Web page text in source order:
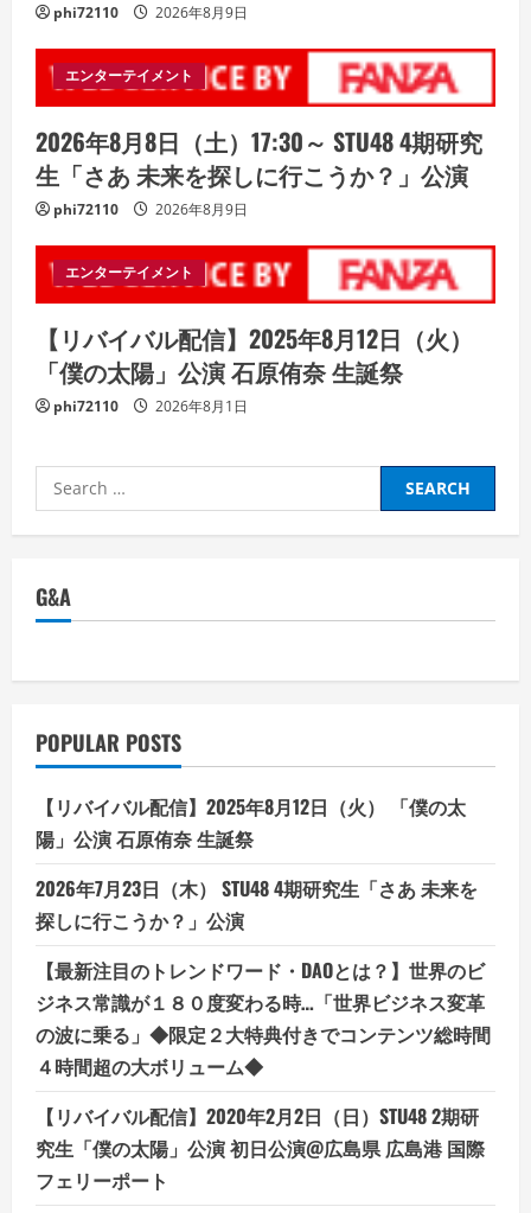
phi72110 2026年8月9日
エンターテイメント
2026年8月8日（土）17:30～ STU48 4期研究
生「さあ 未来を探しに行こうか？」公演
phi72110 2026年8月9日
エンターテイメント
【リバイバル配信】2025年8月12日（火）
「僕の太陽」公演 石原侑奈 生誕祭
phi72110 2026年8月1日
Search
for:
G&A
POPULAR POSTS
【リバイバル配信】2025年8月12日（火） 「僕の太
陽」公演 石原侑奈 生誕祭
2026年7月23日（木） STU48 4期研究生「さあ 未来を
探しに行こうか？」公演
【最新注目のトレンドワード・DAOとは？】世界のビ
ジネス常識が１８０度変わる時…「世界ビジネス変革
の波に乗る」◆限定２大特典付きでコンテンツ総時間
４時間超の大ボリューム◆
【リバイバル配信】2020年2月2日（日）STU48 2期研
究生「僕の太陽」公演 初日公演@広島県 広島港 国際
フェリーポート